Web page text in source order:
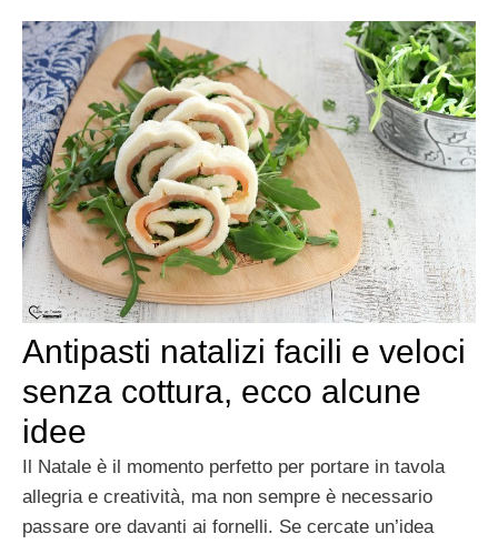
Antipasti natalizi facili e veloci
senza cottura, ecco alcune
idee
Il Natale è il momento perfetto per portare in tavola
allegria e creatività, ma non sempre è necessario
passare ore davanti ai fornelli. Se cercate un’idea